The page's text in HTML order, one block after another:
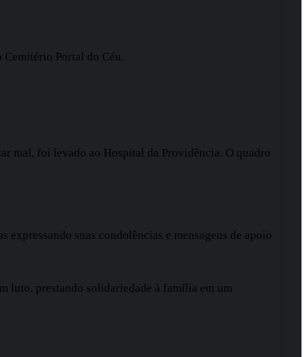
Cemitério Portal do Céu.
mal, foi levado ao Hospital da Providência. O quadro
suas condolências e mensagens de apoio
luto, prestando solidariedade à família em um